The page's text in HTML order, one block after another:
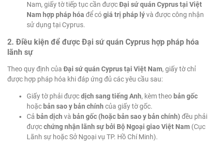
Nam, giấy tờ tiếp tục cần đượcĐại sứ quán Cyprus tại Việt
Nam hợp pháp hóa để cógiá trị pháp lývà được công nhận
sử dụng tại Cyprus.
2. Điều kiện để được Đại sứ quán Cyprus hợp pháp hóa
lãnh sự
Theo quy định của Đại sứ quán Cyprus tại Việt Nam, giấy tờ chỉ
được hợp pháp hóa khi đáp ứng đủ các yêu cầu sau:
Giấy tờ phải đượcdịch sang tiếng Anh, kèm theo bản gốc
hoặc bản sao y bản chính của giấy tờ gốc.
Cả bản dịch và bản gốc (hoặc bản sao y bản chính) đều phải
đượcchứng nhận lãnh sự bởi Bộ Ngoại giao Việt Nam (Cục
Lãnh sự hoặc Sở Ngoại vụ TP. Hồ Chí Minh).